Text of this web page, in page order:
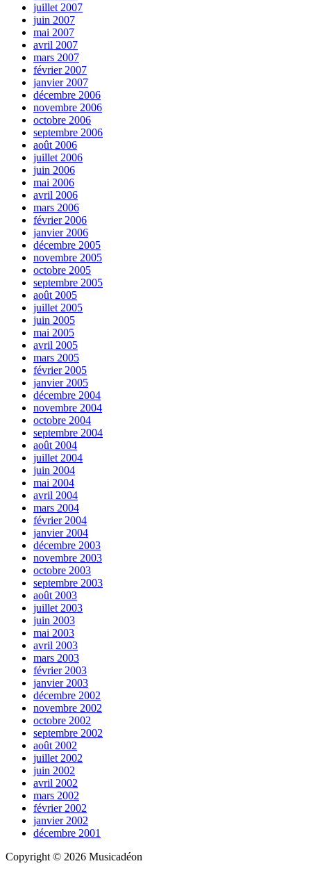
juillet 2007
juin 2007
mai 2007
avril 2007
mars 2007
février 2007
janvier 2007
décembre 2006
novembre 2006
octobre 2006
septembre 2006
août 2006
juillet 2006
juin 2006
mai 2006
avril 2006
mars 2006
février 2006
janvier 2006
décembre 2005
novembre 2005
octobre 2005
septembre 2005
août 2005
juillet 2005
juin 2005
mai 2005
avril 2005
mars 2005
février 2005
janvier 2005
décembre 2004
novembre 2004
octobre 2004
septembre 2004
août 2004
juillet 2004
juin 2004
mai 2004
avril 2004
mars 2004
février 2004
janvier 2004
décembre 2003
novembre 2003
octobre 2003
septembre 2003
août 2003
juillet 2003
juin 2003
mai 2003
avril 2003
mars 2003
février 2003
janvier 2003
décembre 2002
novembre 2002
octobre 2002
septembre 2002
août 2002
juillet 2002
juin 2002
avril 2002
mars 2002
février 2002
janvier 2002
décembre 2001
Copyright © 2026 Musicadéon